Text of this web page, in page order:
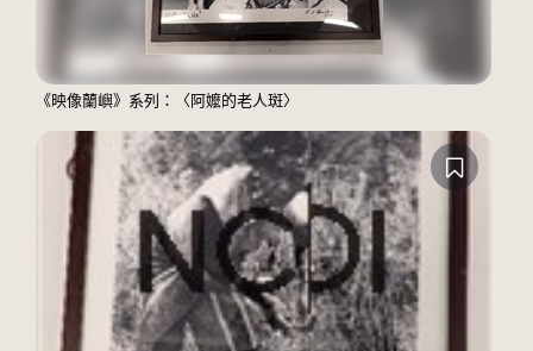
《映像蘭嶼》系列：〈阿嬤的老人斑〉